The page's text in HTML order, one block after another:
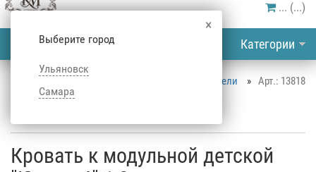
×
Выберите город
Ульяновск
Самара
... (...)
Категории
Арт.: 13818
Каталог корпусной мебели
»
Детская
» Детские кроватки
Кровать к модульной детской